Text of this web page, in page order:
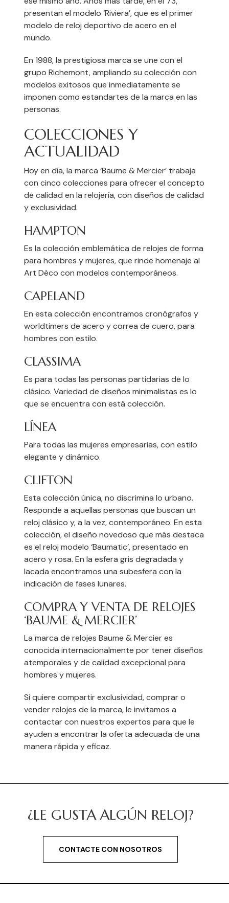
presentan el modelo ‘Riviera’, que es el primer
modelo de reloj deportivo de acero en el
mundo.
En 1988, la prestigiosa marca se une con el
grupo Richemont, ampliando su colección con
modelos exitosos que inmediatamente se
imponen como estandartes de la marca en las
personas.
COLECCIONES Y
ACTUALIDAD
Hoy en día, la marca ‘Baume & Mercier’ trabaja
con cinco colecciones para ofrecer el concepto
de calidad en la relojería, con diseños de calidad
y exclusividad.
HAMPTON
Es la colección emblemática de relojes de forma
para hombres y mujeres, que rinde homenaje al
Art Dèco con modelos contemporáneos.
CAPELAND
En esta colección encontramos cronógrafos y
worldtimers de acero y correa de cuero, para
hombres con estilo.
CLASSIMA
Es para todas las personas partidarias de lo
clásico. Variedad de diseños minimalistas es lo
que se encuentra con está colección.
LÍNEA
Para todas las mujeres empresarias, con estilo
elegante y dinámico.
CLIFTON
Esta colección única, no discrimina lo urbano.
Responde a aquellas personas que buscan un
reloj clásico y, a la vez, contemporáneo. En esta
colección, el diseño novedoso que más destaca
es el reloj modelo ‘Baumatic’, presentado en
acero y rosa. En la esfera gris degradada y
lacada encontramos una subesfera con la
indicación de fases lunares.
COMPRA Y VENTA DE RELOJES
‘BAUME & MERCIER’
La marca de relojes Baume & Mercier es
conocida internacionalmente por tener diseños
atemporales y de calidad excepcional para
hombres y mujeres.
Si quiere compartir exclusividad, comprar o
vender relojes de la marca, le invitamos a
contactar con nuestros expertos para que le
ayuden a encontrar la oferta adecuada de una
manera rápida y eficaz.
¿LE GUSTA ALGÚN RELOJ?
CONTACTE CON NOSOTROS